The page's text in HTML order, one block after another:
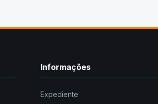
Informações
Expediente